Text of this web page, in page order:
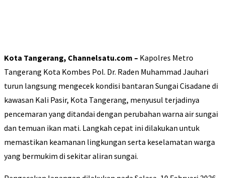
Kota Tangerang, Channelsatu.com – Kapolres Metro
Tangerang Kota Kombes Pol. Dr. Raden Muhammad Jauhari
turun langsung mengecek kondisi bantaran Sungai Cisadane di
kawasan Kali Pasir, Kota Tangerang, menyusul terjadinya
pencemaran yang ditandai dengan perubahan warna air sungai
dan temuan ikan mati. Langkah cepat ini dilakukan untuk
memastikan keamanan lingkungan serta keselamatan warga
yang bermukim di sekitar aliran sungai.